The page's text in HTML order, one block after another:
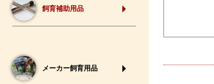
飼育補助用品
メーカー飼育用品